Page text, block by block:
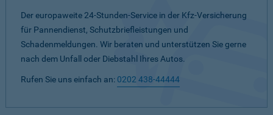
Der europaweite 24-Stunden-Service in der Kfz-Versicherung
für Pannendienst, Schutzbriefleistungen und
Schadenmeldungen. Wir beraten und unterstützen Sie gerne
nach dem Unfall oder Diebstahl Ihres Autos.
Rufen Sie uns einfach an: 0202 438-44444